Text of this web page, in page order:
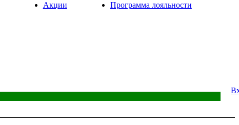
Акции Программа лояльности